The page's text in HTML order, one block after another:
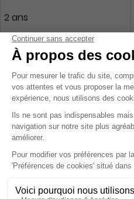
2 ans
94,90 €
Ajouter au panier